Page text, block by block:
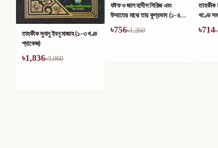
তাহকীক সুনানু ইবনু মাজাহ (১-৩ খণ্ড
প্যাকেজ)
৳1,836৳3,060
যঈফ ও জাল হাদীস সিরিজ এবং
উম্মাতের মাঝে তার কুপ্রভাব (১-৪)
খণ্ড
৳756৳1,260
তাহকীক
খণ্ডে
৳714৳